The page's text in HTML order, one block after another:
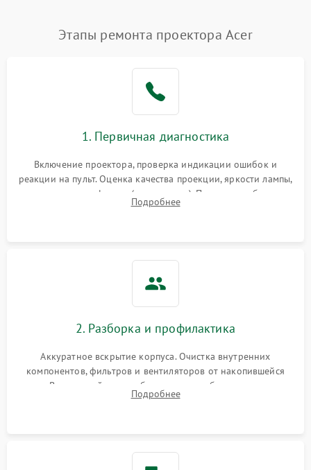
Нестабильная яркость или
контраст
4000 ₽ Подробнее →
Неравномерная подсветка
автоматическая коррекция
трапеции (Keystone)
Проблемы с
масштабированием
Подробнее →
Этапы ремонта проектора Acer
1. Первичная диагностика
Включение проектора, проверка индикации ошибок и
реакции на пульт. Оценка качества проекции, яркости лампы,
наличия артефактов (точки, пятна). Проверка работы
системы охлаждения по уровню шума вентиляторов.
Подробнее
2. Разборка и профилактика
Аккуратное вскрытие корпуса. Очистка внутренних
компонентов, фильтров и вентиляторов от накопившейся
пыли. Визуальный осмотр блока питания, балласта лампы и
материнской платы на наличие прогаров или вздутых
Подробнее